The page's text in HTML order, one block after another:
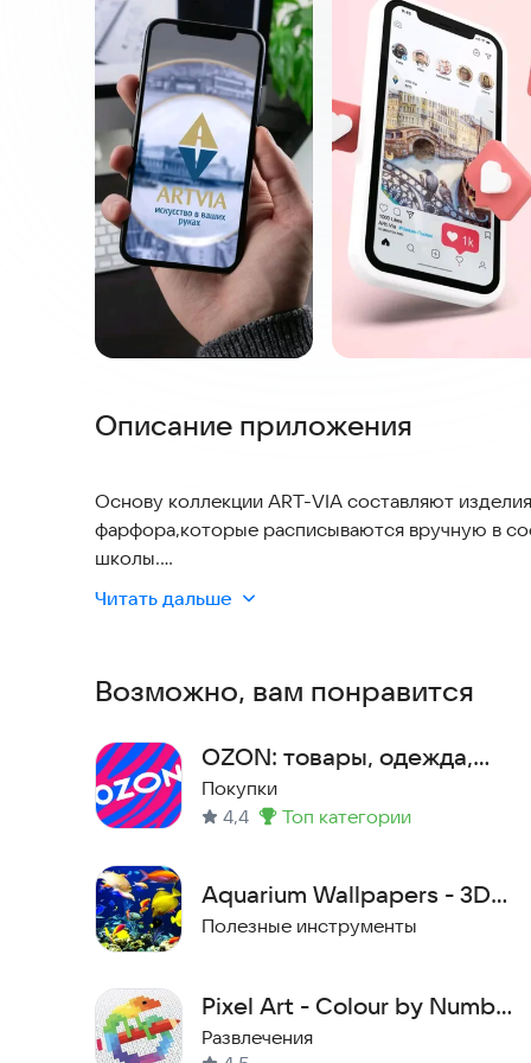
Описание приложения
Основу коллекции ART-VIA составляют
фарфора,которые расписываются вручную в
школы.
Просматривайте дополненную реальность на
приложения ART-VIA .
Читать дальше
Возможно, вам понравится
OZON: товары, одежда,
билеты
Покупки
4,4
Метка :
топ категории
Aquarium Wallpapers - 3D
Аквариум Живые Обои
Полезные инструменты
Pixel Art - Colour by Number
Book
Развлечения